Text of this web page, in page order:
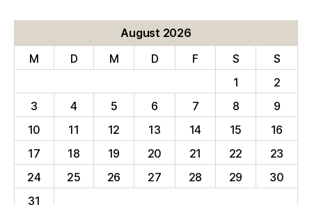
August 2026
M
D M D F S
S
1
2
3
4 5 6 7 8
9
10
11 12 13 14 15
16
17
18 19 20 21 22
23
24
25 26 27 28 29
30
31